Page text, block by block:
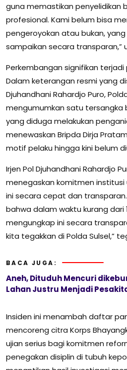
guna memastikan penyelidikan
profesional. Kami belum bisa
pengeroyokan atau bukan, yang
sampaikan secara transparan,”
Perkembangan signifikan terjadi
Dalam keterangan resmi yang
Djuhandhani Rahardjo Puro,
mengumumkan satu tersangka
yang diduga melakukan
menewaskan Bripda Dirja
motif pelaku hingga kini belum
Irjen Pol Djuhandhani Rahardjo
menegaskan komitmen institusi
ini secara cepat dan
bahwa dalam waktu kurang dari
mengungkap ini secara
kita tegakkan di Polda Sulsel,”
BACA JUGA:
Aneh, Dituduh Mencuri
Lahan Justru Menjadi
Insiden ini menambah daftar
mencoreng citra Korps
ujian serius bagi komitmen
penegakan disiplin di tubuh